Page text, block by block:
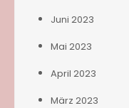
Juni 2023
Mai 2023
April 2023
März 2023